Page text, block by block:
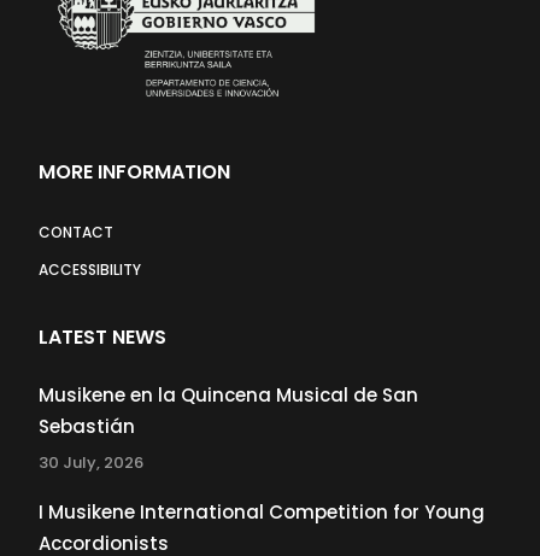
MORE INFORMATION
CONTACT
ACCESSIBILITY
LATEST NEWS
Musikene en la Quincena Musical de San
Sebastián
30 July, 2026
I Musikene International Competition for Young
Accordionists